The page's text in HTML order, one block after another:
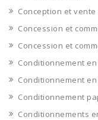
Conception et
Concession et
Concession et
Conditionnement
Conditionnement
Conditionnement
Conditionnements